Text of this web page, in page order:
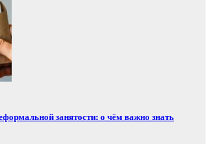
занятости: о чём важно знать